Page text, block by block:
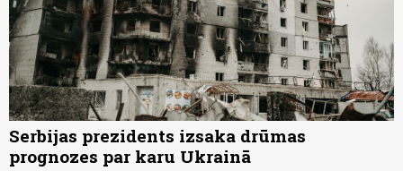
Serbijas prezidents izsaka drūmas
prognozes par karu Ukrainā